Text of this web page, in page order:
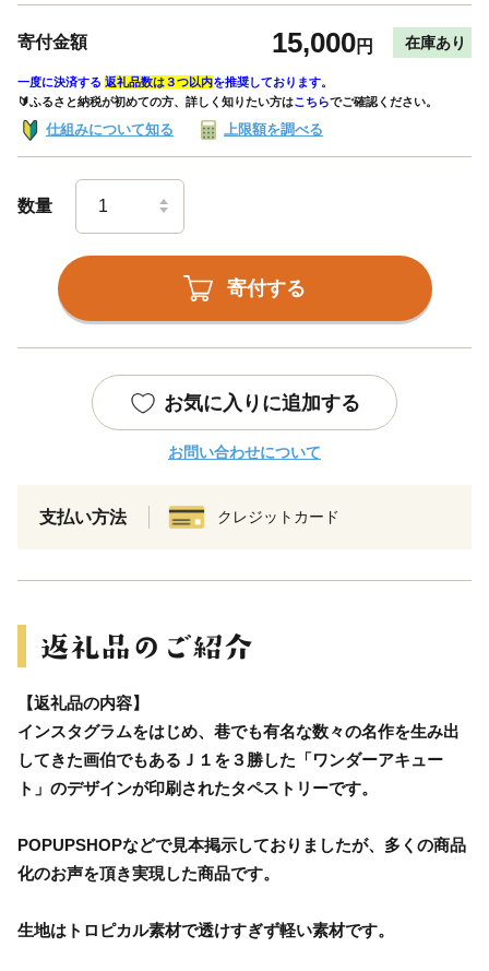
寄付金額 15,000円 在庫あり
一度に決済する 返礼品数は３つ以内を推奨しております。
🔰ふるさと納税が初めての方、詳しく知りたい方はこちらでご確認ください。
仕組みについて知る 上限額を調べる
数量
寄付する
お気に入りに追加する
お問い合わせについて
支払い方法 クレジットカード
【返礼品の内容】
インスタグラムをはじめ、巷でも有名な数々の名作を生み出
してきた画伯でもあるＪ１を３勝した「ワンダーアキュー
ト」のデザインが印刷されたタペストリーです。
POPUPSHOPなどで見本掲示しておりましたが、多くの商品
化のお声を頂き実現した商品です。
生地はトロピカル素材で透けすぎず軽い素材です。